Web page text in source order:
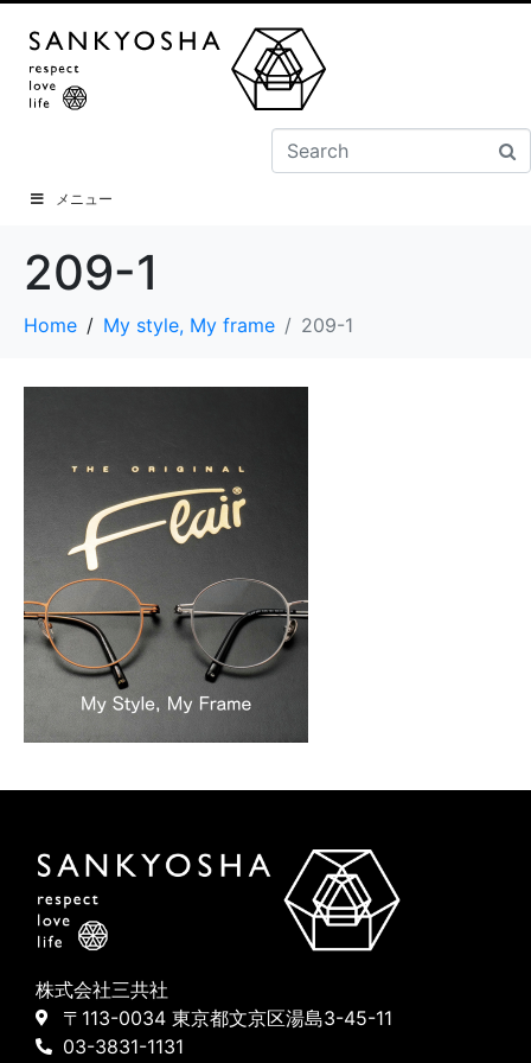
メニュー
209-1
Home My style, My frame 209-1
株式会社三共社
〒113-0034 東京都文京区湯島3-45-11
03-3831-1131